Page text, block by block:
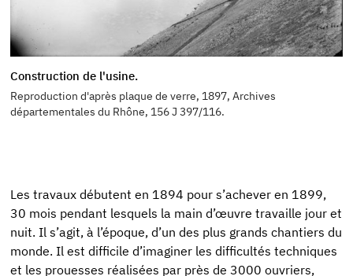
Construction de l'usine.
Reproduction d'après plaque de verre, 1897, Archives
départementales du Rhône, 156 J 397/116.
Les travaux débutent en 1894 pour s’achever en 1899,
30 mois pendant lesquels la main d’œuvre travaille jour et
nuit. Il s’agit, à l’époque, d’un des plus grands chantiers du
monde. Il est difficile d’imaginer les difficultés techniques
et les prouesses réalisées par près de 3000 ouvriers,